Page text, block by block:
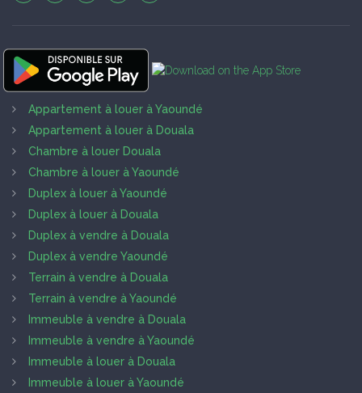
Appartement à louer à Yaoundé
Appartement à louer à Douala
Chambre à louer Douala
Chambre à louer à Yaoundé
Duplex à louer à Yaoundé
Duplex à louer à Douala
Duplex à vendre à Douala
Duplex à vendre Yaoundé
Terrain à vendre à Douala
Terrain à vendre à Yaoundé
Immeuble à vendre à Douala
Immeuble à vendre à Yaoundé
Immeuble à louer à Douala
Immeuble à louer à Yaoundé